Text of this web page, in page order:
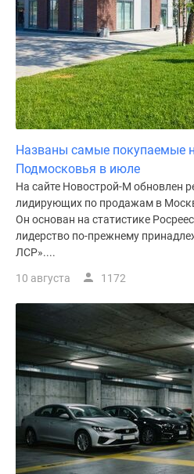
Названы самые покупаемые
Подмосковья в июле
На сайте Новострой-М обновлен
лидирующих по продажам в
Он основан на статистике
лидерство по-прежнему
ЛСР»....
10 августа 1172